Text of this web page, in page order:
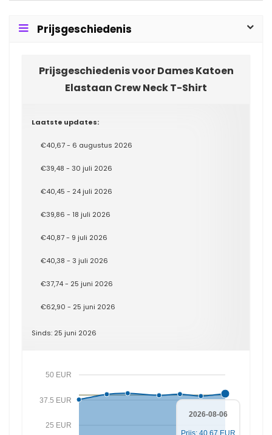
Prijsgeschiedenis
Prijsgeschiedenis voor Dames Katoen
Elastaan Crew Neck T-Shirt
Laatste updates:
€40,67 - 6 augustus 2026
€39,48 - 30 juli 2026
€40,45 - 24 juli 2026
€39,86 - 18 juli 2026
€40,87 - 9 juli 2026
€40,38 - 3 juli 2026
€37,74 - 25 juni 2026
€62,90 - 25 juni 2026
Sinds: 25 juni 2026
25 EUR
37.5 EUR
50 EUR
2026-08-06
Prijs: 40.67 EUR